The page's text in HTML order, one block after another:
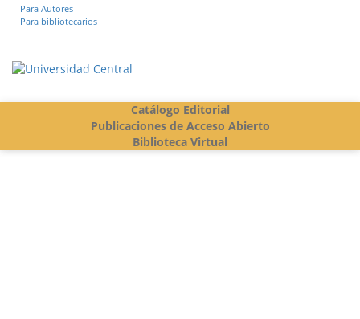
Para Autores
Para bibliotecarios
Vigilada Mineducación
Catálogo Editorial
Publicaciones de Acceso Abierto
Biblioteca Virtual